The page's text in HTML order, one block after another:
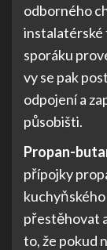
odborného
instalatérské
sporáku
vy se pak
odpojení a
působišti.
Propan-
přípojky
přestěhovat
to, že pokud